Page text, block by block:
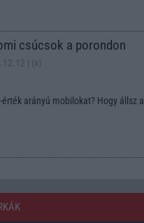
csúcsok a porondon
| (x)
arányú mobilokat? Hogy állsz a